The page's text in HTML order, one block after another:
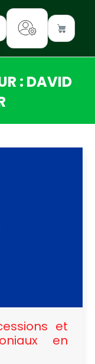
: DAVID
et
en